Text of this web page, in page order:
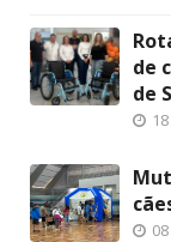
de
de